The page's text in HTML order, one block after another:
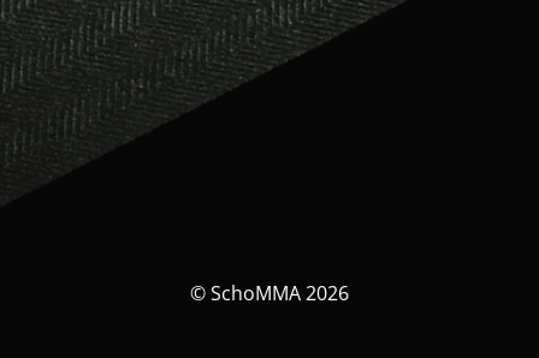
© SchoMMA 2026